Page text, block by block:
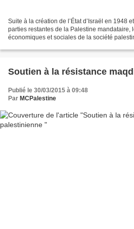
Suite à la création de l’État d’Israël en 1948
parties restantes de la Palestine mandataire,
économiques et sociales de la société
Soutien à la résistance
Publié le 30/03/2015 à 09:48
Par MCPalestine